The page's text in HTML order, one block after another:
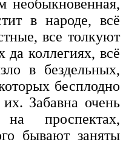
необыкновенная,
в народе, всё
все толкуют
да коллегиях, всё
в бездельных,
бесплодно
Забавна очень
проспектах,
бывают заняты